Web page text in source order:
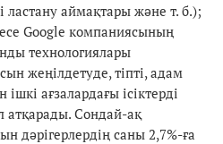
ластану аймақтары және т. б.);
Google компаниясының
технологиялары
жеңілдетуде, тіпті, адам
ағзалардағы ісіктерді
атқарады. Сондай-ақ
дәрігерлердің саны 2,7%-ға